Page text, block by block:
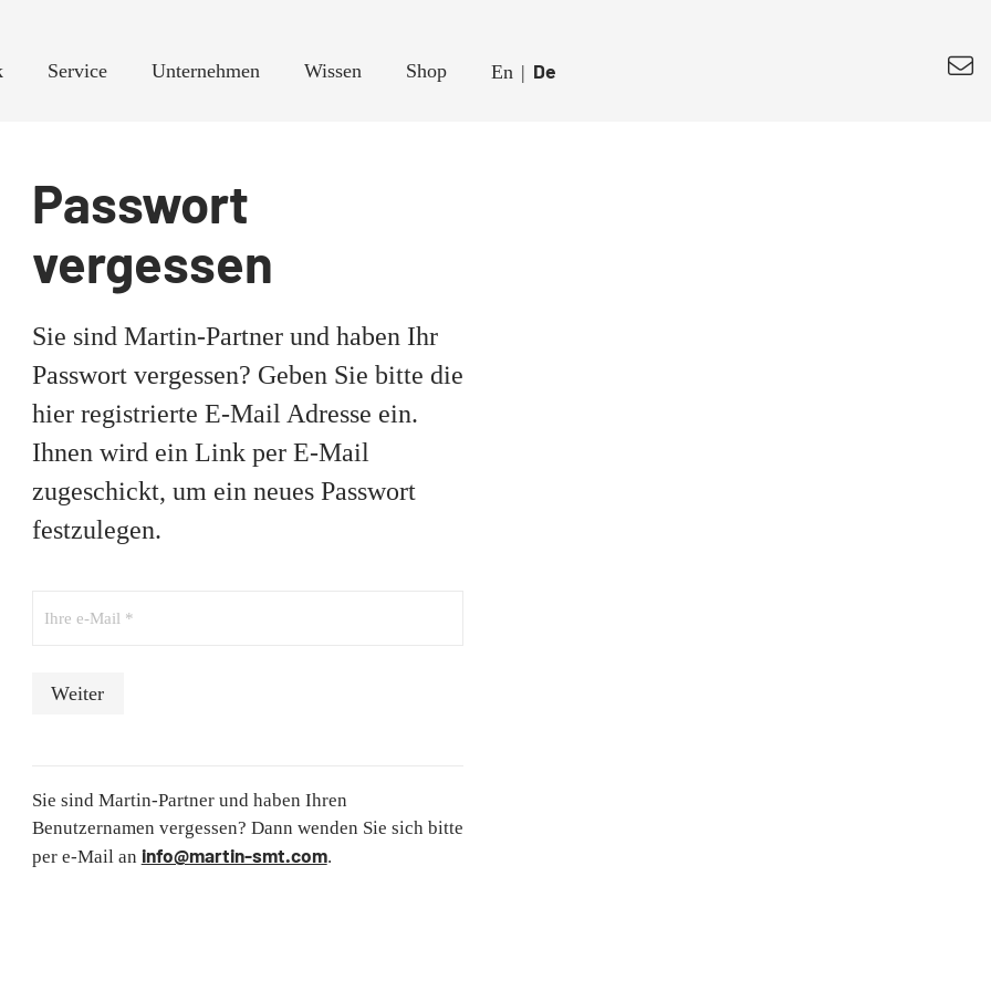
Service Unternehmen Wissen Shop En | De
Passwort
vergessen
Sie sind Martin-Partner und haben Ihr
Passwort vergessen? Geben Sie bitte die
hier registrierte E-Mail Adresse ein.
Ihnen wird ein Link per E-Mail
zugeschickt, um ein neues Passwort
festzulegen.
Ihre e-Mail *
Weiter
Sie sind Martin-Partner und haben Ihren
Benutzernamen vergessen? Dann wenden Sie sich bitte
per e-Mail an info@martin-smt.com.